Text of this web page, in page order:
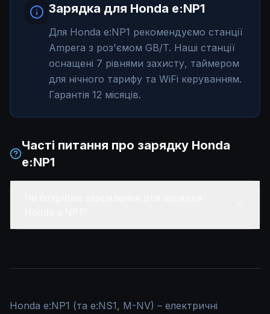
Зарядка для Honda e:NP1
Для Honda e:NP1 рекомендуємо станції
Ampera з роз'ємом GB/T. Наші станції
оснащені 7 рівнями захисту, таймером
для нічного тарифу та WiFi керуванням.
Гарантія 12 місяців.
Часті питання про зарядку Honda
e:NP1
Honda e:NP1 (та e:NS1, M-NV) – електричні